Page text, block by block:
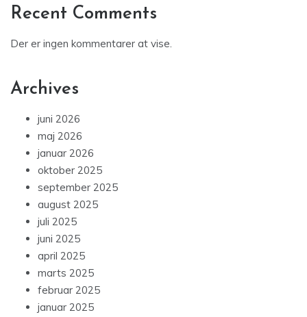
Recent Comments
Der er ingen kommentarer at vise.
Archives
juni 2026
maj 2026
januar 2026
oktober 2025
september 2025
august 2025
juli 2025
juni 2025
april 2025
marts 2025
februar 2025
januar 2025